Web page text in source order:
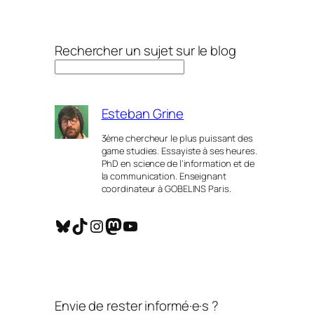
Rechercher un sujet sur le blog
Esteban Grine
3ème chercheur le plus puissant des
game studies. Essayiste à ses heures.
PhD en science de l’information et de
la communication. Enseignant
coordinateur à GOBELINS Paris.
Bluesky TikTok InstagramMastodon YouTube
Envie de rester informé·e·s ?